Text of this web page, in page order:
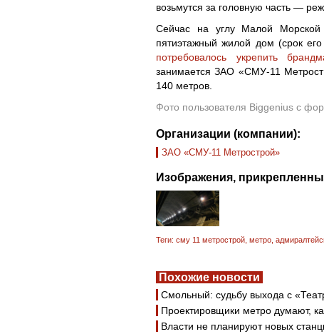
возьмутся за головную часть —
Сейчас на углу Малой Морской
пятиэтажный жилой дом (срок
потребовалось укрепить
занимается ЗАО «СМУ-11
140 метров.
Фото пользователя Biggenius с
Организации (компании):
ЗАО «СМУ-11 Метрострой»
Изображения,
Теги: сму 11 метрострой метро
Похожие новости
Смольный: судьбу выхода с
Проектировщики метро думают,
Власти не планируют новых